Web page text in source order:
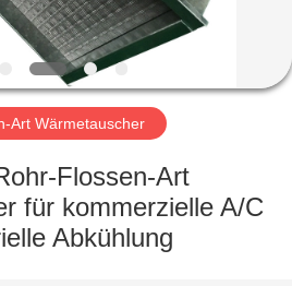
Art Wärmetauscher
Flossen-Art
für kommerzielle A/C
Abkühlung